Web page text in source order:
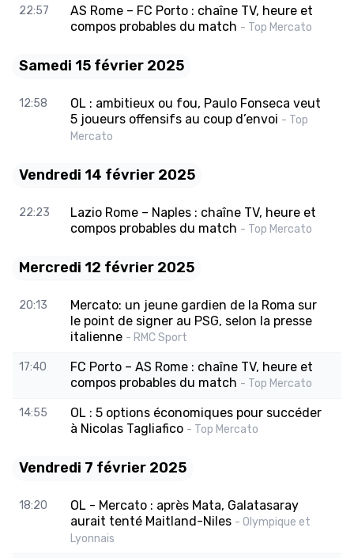
22:57
AS Rome – FC Porto : chaîne TV, heure et
compos probables du match - Top Mercato
Samedi 15 février 2025
12:58
OL : ambitieux ou fou, Paulo Fonseca veut
5 joueurs offensifs au coup d’envoi - Top
Mercato
Vendredi 14 février 2025
22:23
Lazio Rome – Naples : chaîne TV, heure et
compos probables du match - Top Mercato
Mercredi 12 février 2025
20:13
Mercato: un jeune gardien de la Roma sur
le point de signer au PSG, selon la presse
italienne - RMC Sport
17:40
FC Porto – AS Rome : chaîne TV, heure et
compos probables du match - Top Mercato
14:55
OL : 5 options économiques pour succéder
à Nicolas Tagliafico - Top Mercato
Vendredi 7 février 2025
18:20
OL - Mercato : après Mata, Galatasaray
aurait tenté Maitland-Niles - Olympique et
Lyonnais